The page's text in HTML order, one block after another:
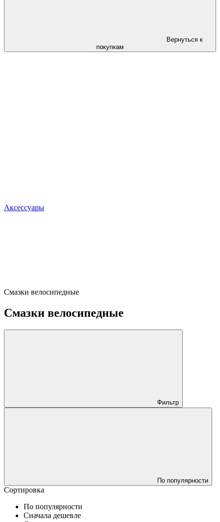
Вернуться к
покупкам
Аксессуары
Смазки велосипедные
Смазки велосипедные
Фильтр
По популярности
Сортировка
По популярности
Сначала дешевле